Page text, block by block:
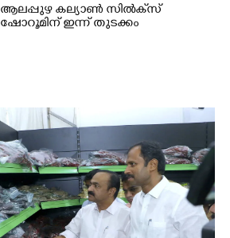
ആലപ്പുഴ കല്യാൺ സിൽക്‌സ്
ഷോറൂമിന് ഇന്ന് തുടക്കം